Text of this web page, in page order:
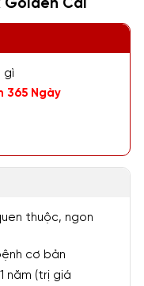
Golden Cái
gì
365 Ngày
thuộc, ngon
cơ bản
năm (trị giá